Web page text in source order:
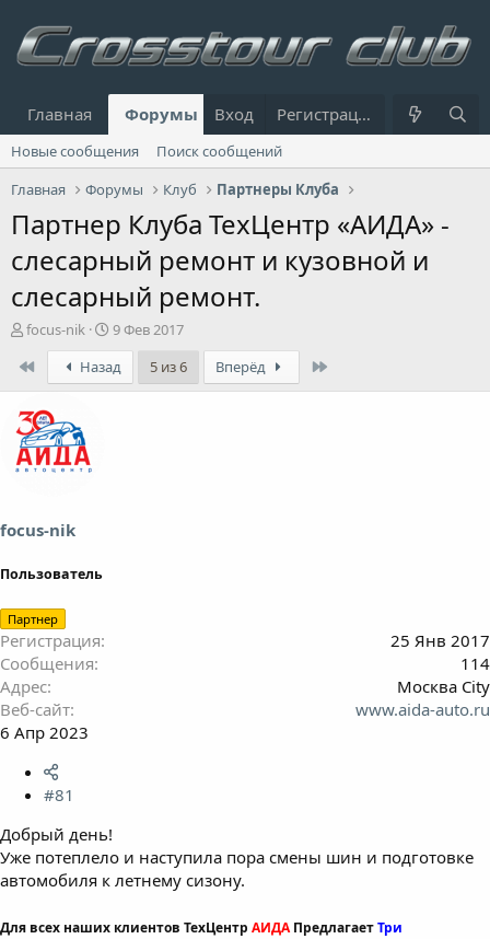
Главная Форумы Что нового?
Вход Регистрация
Новые сообщения
Поиск сообщений
Главная
Форумы Клуб Партнеры Клуба
Партнер Клуба ТехЦентр «АИДА» -
слесарный ремонт и кузовной и
слесарный ремонт.
А
т
о
р
т
е
м
focus-nik
Д
а
т
а
9 Фев 2017
Назад 5 из 6 Вперёд
focus-nik
Пользователь
Партнер
Регистрация
25 Янв 2017
Сообщения
114
Адрес
Москва City
Веб-сайт
www.aida-auto.ru
6 Апр 2023
#81
Добрый день!
Уже потеплело и наступила пора смены шин и подготовке
автомобиля к летнему сизону.
Для всех наших клиентов ТехЦентр АИДАПредлагаетТри